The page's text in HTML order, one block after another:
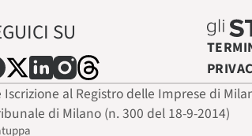
SU
al Registro delle Imprese di
di Milano (n. 300 del 18-9-2014)